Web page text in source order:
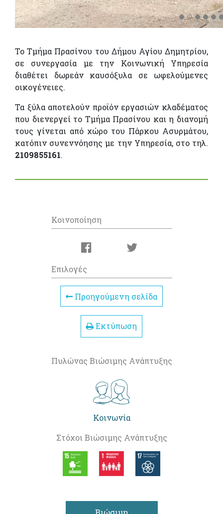
Το Τμήμα Πρασίνου του Δήμου Αγίου Δημητρίου,
σε συνεργασία με την Κοινωνική Υπηρεσία
διαθέτει δωρεάν καυσόξυλα σε ωφελούμενες
οικογένειες.
Τα ξύλα αποτελούν προϊόν εργασιών κλαδέματος
που διενεργεί το Τμήμα Πρασίνου και η διανομή
τους γίνεται από χώρο του Πάρκου Ασυρμάτου,
κατόπιν συνεννόησης με την Υπηρεσία, στο τηλ.
2109855161.
Κοινοποίηση
Επιλογές
Προηγούμενη σελίδα
Εκτύπωση
Πυλώνας Βιώσιμης Ανάπτυξης
Κοινωνία
Στόχοι Βιώσιμης Ανάπτυξης